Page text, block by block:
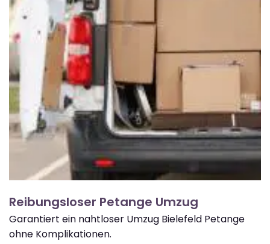
Reibungsloser Petange Umzug
Garantiert ein nahtloser Umzug Bielefeld Petange
ohne Komplikationen.